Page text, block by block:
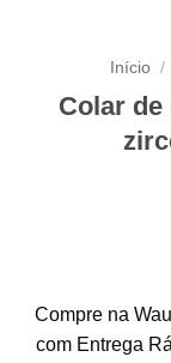
Início /
Colar
Compre na
com Entrega